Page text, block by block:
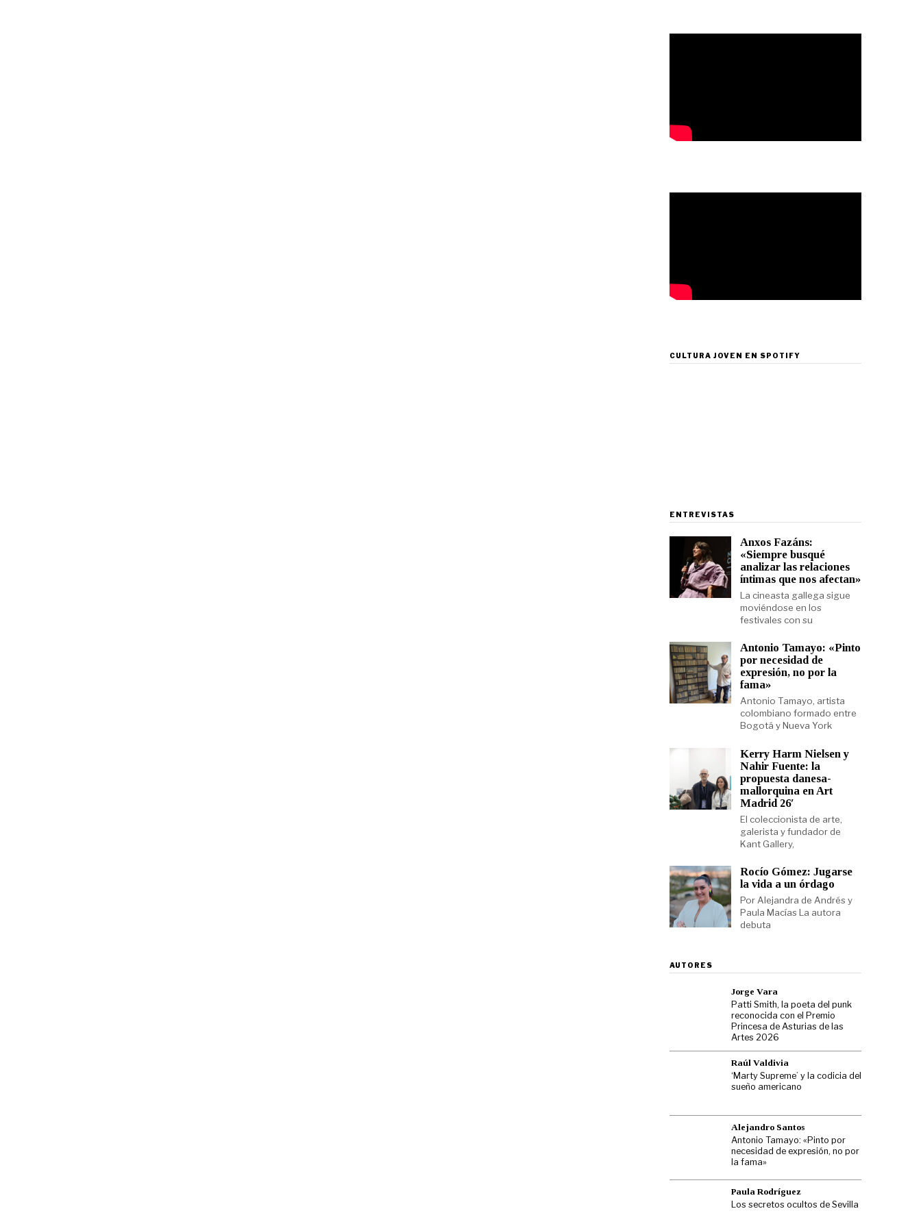
CULTURA JOVEN EN SPOTIFY
ENTREVISTAS
Anxos Fazáns:
«Siempre busqué
analizar las relaciones
íntimas que nos afectan»
La cineasta gallega sigue
moviéndose en los
festivales con su
Antonio Tamayo: «Pinto
por necesidad de
expresión, no por la
fama»
Antonio Tamayo, artista
colombiano formado entre
Bogotá y Nueva York
Kerry Harm Nielsen y
Nahir Fuente: la
propuesta danesa-
mallorquina en Art
Madrid 26′
El coleccionista de arte,
galerista y fundador de
Kant Gallery,
Rocío Gómez: Jugarse
la vida a un órdago
Por Alejandra de Andrés y
Paula Macías La autora
debuta
AUTORES
Jorge Vara
Patti Smith, la poeta del punk
reconocida con el Premio
Princesa de Asturias de las
Artes 2026
Raúl Valdivia
‘Marty Supreme’ y la codicia del
sueño americano
Alejandro Santos
Antonio Tamayo: «Pinto por
necesidad de expresión, no por
la fama»
Paula Rodríguez
Los secretos ocultos de Sevilla